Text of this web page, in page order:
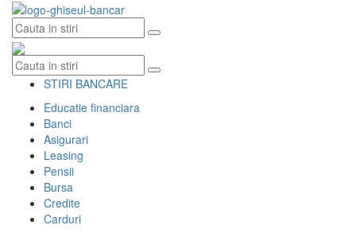
Skip
content
STIRI BANCARE
Educatie financiara
Banci
Asigurari
Leasing
Pensii
Bursa
Credite
Carduri